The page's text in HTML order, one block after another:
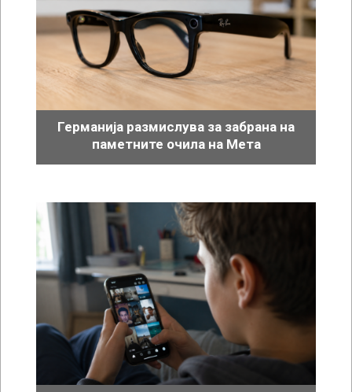
Германија размислува за забрана на
паметните очила на Мета